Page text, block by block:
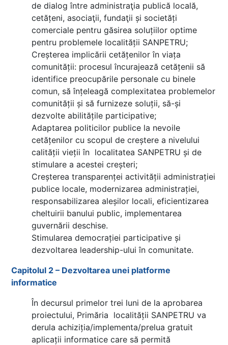
de dialog între administraţia publică locală,
cetățeni, asociaţii, fundaţii și societăți
comerciale pentru găsirea soluțiilor optime
pentru problemele localității SANPETRU;
Creșterea implicării cetățenilor în viața
comunității: procesul încurajează cetățenii să
identifice preocupările personale cu binele
comun, să înțeleagă complexitatea problemelor
comunității și să furnizeze soluții, să-și
dezvolte abilitățile participative;
Adaptarea politicilor publice la nevoile
cetățenilor cu scopul de creștere a nivelului
calității vieții în localitatea SANPETRU și de
stimulare a acestei creșteri;
Creșterea transparenței activității administrației
publice locale, modernizarea administrației,
responsabilizarea aleșilor locali, eficientizarea
cheltuirii banului public, implementarea
guvernării deschise.
Stimularea democrației participative și
dezvoltarea leadership-ului în comunitate.
Capitolul 2 – Dezvoltarea unei platforme
informatice
În decursul primelor trei luni de la aprobarea
proiectului, Primăria localității SANPETRU va
derula achiziția/implementa/prelua gratuit
aplicații informatice care să permită